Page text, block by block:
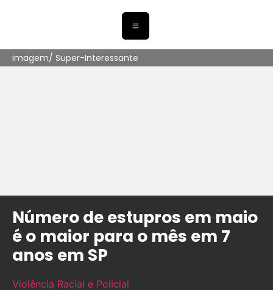
imagem/ Super-Interessante
Número de estupros em maio
é o maior para o mês em 7
anos em SP
Violência Racial e Policial